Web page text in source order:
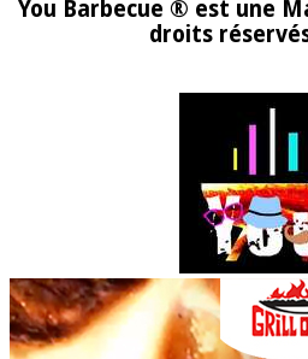
You Barbecue ® est une
droits